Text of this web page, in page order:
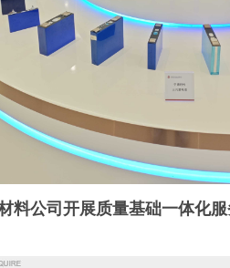
料公司开展质量基础一体化